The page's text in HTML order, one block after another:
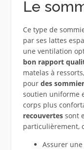
Le
Ce type de
par ses lattes
une ventilation
bon rapport
matelas à
pour des
soutien uniforme
corps plus
recouvertessont
particulièrement,
Assurer